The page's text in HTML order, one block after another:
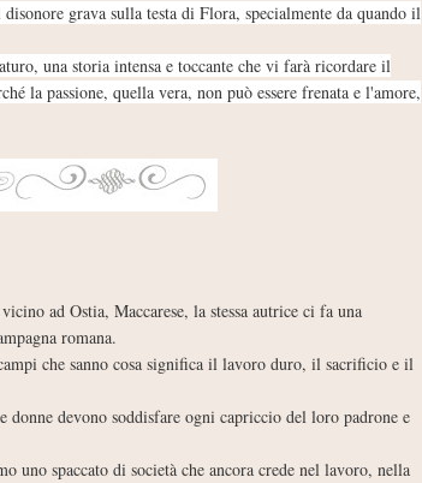
grava sulla testa di Flora, specialmente da quando il
una storia intensa e toccante che vi farà ricordare il
la passione, quella vera, non può essere frenata e l'amore,
ad Ostia, Maccarese, la stessa autrice ci fa una
romana.
che sanno cosa significa il lavoro duro, il sacrificio e il
donne devono soddisfare ogni capriccio del loro padrone e
spaccato di società che ancora crede nel lavoro, nella